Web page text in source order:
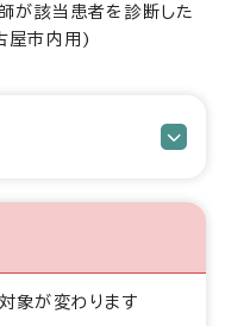
が該当患者を診断した
屋市内用)
象が変わります